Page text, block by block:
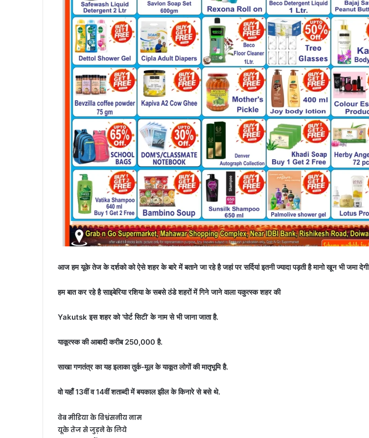
आज हम यूके तेज के दर्शको को ऐसे शहर के बारे में बताने जा रहे है जहां पर सर्दियां इतनी ज्यादा पड़ती है मानो खून भी जमा देगी
हम बात कर रहे है साइबेरिया रशिया के सबसे ठंडे शहरों में गिने जाने वाला यकुत्स्क शहर की
Yakutsk इस शहर को ‘पोर्ट सिटी’ के नाम से भी जाना जाता है.
याकूत्स्क की आबादी करीब 250,000 है.
साखा गणतंत्र का यह इलाका तुर्क-मूल के याकूत लोगों की मातृभूमि है.
वो यहाँ 13वीं व 14वीं शताब्दी में बयकाल झील के किनारे से बसे थे.
वेब मीडिया के विश्वंसनीय नाम
यूके तेज से जुड़ने के लिये